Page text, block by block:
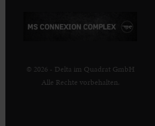
© 2026 - Delta im Quadrat GmbH
Alle Rechte vorbehalten.